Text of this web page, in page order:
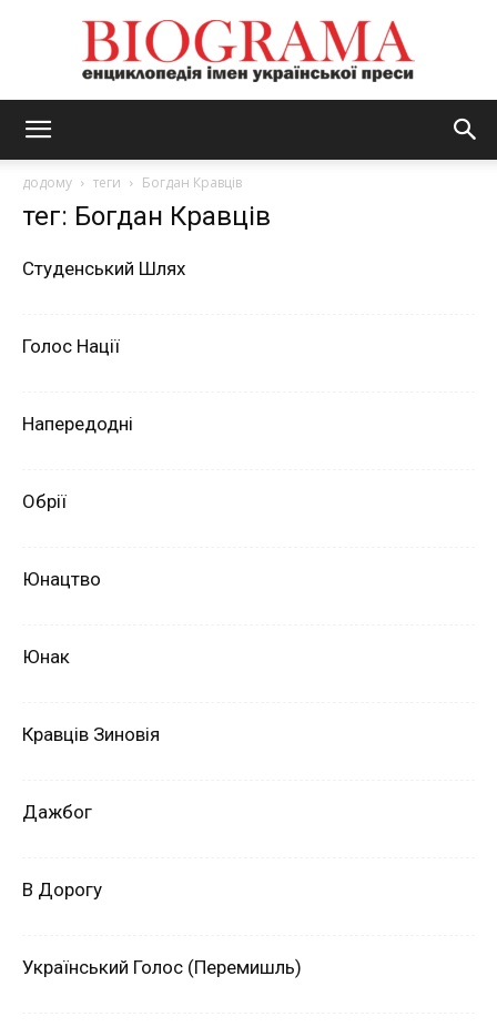
додому теги Богдан Кравців
тег: Богдан Кравців
Студенський Шлях
Голос Нації
Напередодні
Обрії
Юнацтво
Юнак
Кравців Зиновія
Дажбог
В Дорогу
Український Голос (Перемишль)